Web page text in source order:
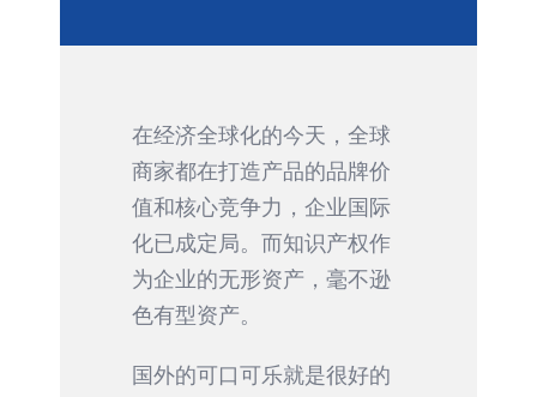
在经济全球化的今天，全球
商家都在打造产品的品牌价
值和核心竞争力，企业国际
化已成定局。而知识产权作
为企业的无形资产，毫不逊
色有型资产。
国外的可口可乐就是很好的